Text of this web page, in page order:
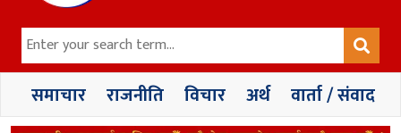
समाचार राजनीति विचार अर्थ वार्ता / संवाद